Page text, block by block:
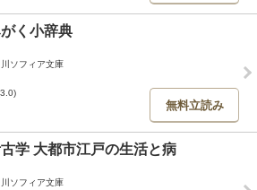
く小辞典
ソフィア文庫
無料立読み
学 大都市江戸の生活と病
ソフィア文庫